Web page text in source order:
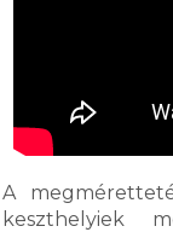
A
keszthelyiek